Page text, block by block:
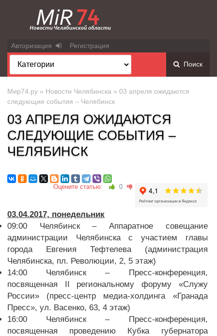
Авторизация Регистрация
Поиск
Мир74.ру » Новости Челябинска » 03 апреля ожидаются
следующие события – Челябинск
03 АПРЕЛЯ ОЖИДАЮТСЯ
СЛЕДУЮЩИЕ СОБЫТИЯ –
ЧЕЛЯБИНСК
Оцените статью: 0
03.04.2017, понедельник
09:00 Челябинск – Аппаратное совещание
администрации Челябинска с участием главы
города Евгения Тефтелева (администрация
Челябинска, пл. Революции, 2, 5 этаж)
14:00 Челябинск – Пресс-конференция,
посвященная II региональному форуму «Служу
России» (пресс-центр медиа-холдинга «Гранада
Пресс», ул. Васенко, 63, 4 этаж)
16:00 Челябинск – Пресс-конференция,
посвященная проведению Кубка губернатора